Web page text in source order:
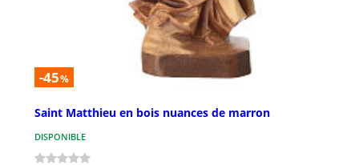
-45%
Saint Matthieu en bois nuances de marron
DISPONIBLE